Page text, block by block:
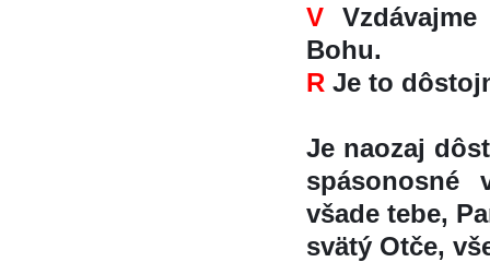
V
Bohu.
R Je to
Je naozaj
spásonosné
všade tebe,
svätý Otče,